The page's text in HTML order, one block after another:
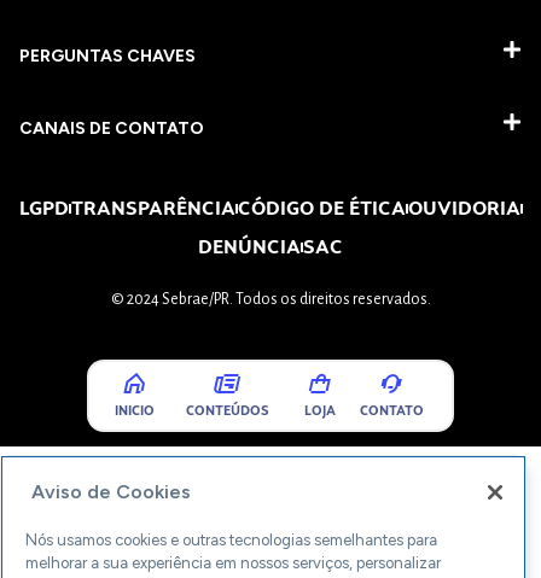
PERGUNTAS CHAVES​
CANAIS DE CONTATO
LGPDTRANSPARÊNCIACÓDIGO DE ÉTICAOUVIDORIA
DENÚNCIASAC
© 2024 Sebrae/PR. Todos os direitos reservados.
INICIO CONTEÚDOS LOJA CONTATO
Aviso de Cookies
Nós usamos cookies e outras tecnologias semelhantes para
melhorar a sua experiência em nossos serviços, personalizar